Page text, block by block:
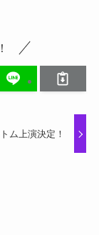
ム上演決定！